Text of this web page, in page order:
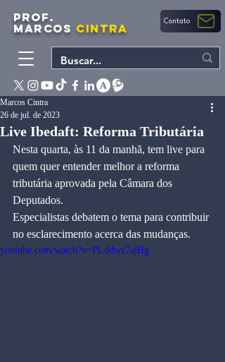
PROF.
MARCOS CINTRA Contato
Live Ibedaft: Reforma Tributária
Marcos Cintra
26 de jul. de 2023
Nesta quarta, às 11 da manhã, tem live para
quem quer entender melhor a reforma
tributária aprovada pela Câmara dos
Deputados.
Especialistas debatem o tema para contribuir
no esclarecimento acerca das mudanças.
youtube.com/watch?v=PLddwz7ajHg